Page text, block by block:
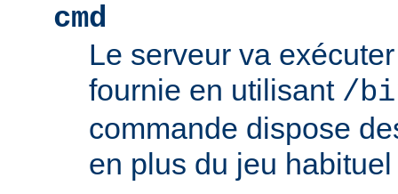
cmd
Le serveur va
fournie en utilisant /
commande dispose
en plus du jeu